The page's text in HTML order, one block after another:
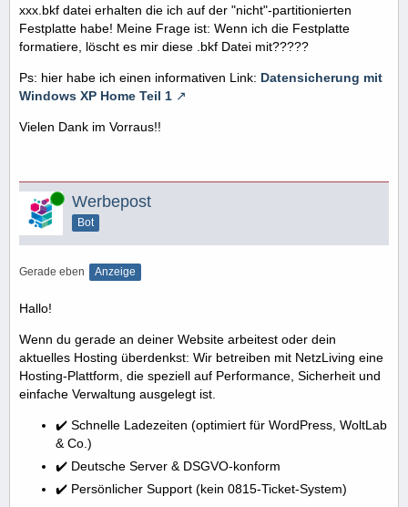
xxx.bkf datei erhalten die ich auf der "nicht"-partitionierten
Festplatte habe! Meine Frage ist: Wenn ich die Festplatte
formatiere, löscht es mir diese .bkf Datei mit?????
Ps: hier habe ich einen informativen Link: Datensicherung mit
Windows XP Home Teil 1
Vielen Dank im Vorraus!!
Online Werbepost
Bot
Gerade eben Anzeige
Hallo!
Wenn du gerade an deiner Website arbeitest oder dein
aktuelles Hosting überdenkst: Wir betreiben mit NetzLiving eine
Hosting-Plattform, die speziell auf Performance, Sicherheit und
einfache Verwaltung ausgelegt ist.
✔️ Schnelle Ladezeiten (optimiert für WordPress, WoltLab
& Co.)
✔️ Deutsche Server & DSGVO-konform
✔️ Persönlicher Support (kein 0815-Ticket-System)